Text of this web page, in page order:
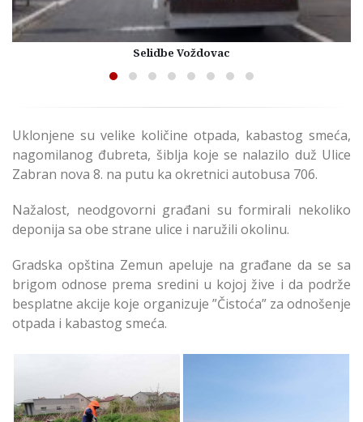
Selidbe Voždovac
Uklonjene su velike količine otpada, kabastog smeća,
nagomilanog đubreta, šiblja koje se nalazilo duž Ulice
Zabran nova 8. na putu ka okretnici autobusa 706.
Nažalost, neodgovorni građani su formirali nekoliko
deponija sa obe strane ulice i naružili okolinu.
Gradska opština Zemun apeluje na građane da se sa
brigom odnose prema sredini u kojoj žive i da podrže
besplatne akcije koje organizuje ”Čistoća” za odnošenje
otpada i kabastog smeća.